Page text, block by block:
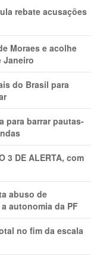
rebate acusações
Moraes e acolhe
Janeiro
do Brasil para
para barrar pautas-
3 DE ALERTA, com
abuso de
autonomia da PF
no fim da escala